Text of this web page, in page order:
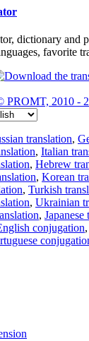
dictionary and
favorite
PROMT, 2010 -
translation,
, Italian
, Hebrew
, Korean
, Turkish
, Ukrainian
, Japanese
conjugation,